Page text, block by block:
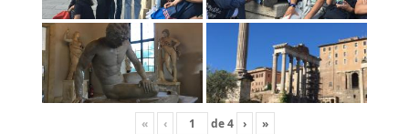
« ‹ de4 › »